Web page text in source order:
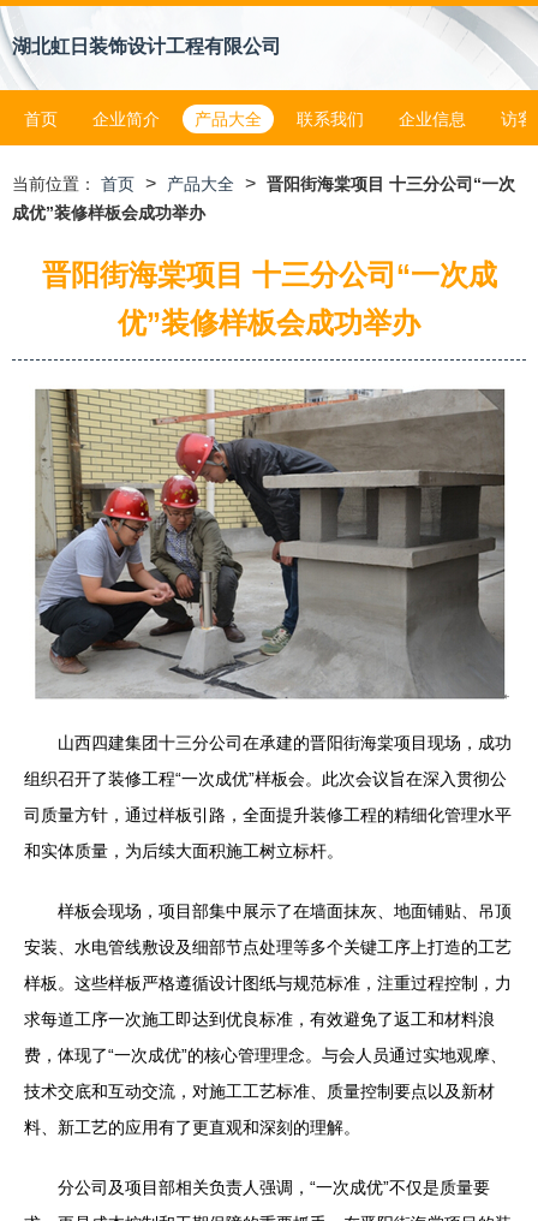
湖北虹日装饰设计工程有限公司
首页 企业简介 产品大全 联系我们 企业信息 访客
当前位置： 首页 > 产品大全 > 晋阳街海棠项目 十三分公司“一次
成优”装修样板会成功举办
晋阳街海棠项目 十三分公司“一次成
优”装修样板会成功举办
山西四建集团十三分公司在承建的晋阳街海棠项目现场，成功
组织召开了装修工程“一次成优”样板会。此次会议旨在深入贯彻公
司质量方针，通过样板引路，全面提升装修工程的精细化管理水平
和实体质量，为后续大面积施工树立标杆。
样板会现场，项目部集中展示了在墙面抹灰、地面铺贴、吊顶
安装、水电管线敷设及细部节点处理等多个关键工序上打造的工艺
样板。这些样板严格遵循设计图纸与规范标准，注重过程控制，力
求每道工序一次施工即达到优良标准，有效避免了返工和材料浪
费，体现了“一次成优”的核心管理理念。与会人员通过实地观摩、
技术交底和互动交流，对施工工艺标准、质量控制要点以及新材
料、新工艺的应用有了更直观和深刻的理解。
分公司及项目部相关负责人强调，“一次成优”不仅是质量要